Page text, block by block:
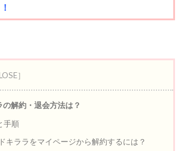
の解約・退会方法は？
手順
キララをマイページから解約するには？